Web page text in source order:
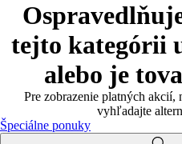
tejto kategórii
alebo je
Pre zobrazenie platných akcií,
vyhľadajte
Špeciálne ponuky